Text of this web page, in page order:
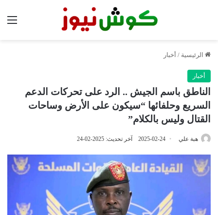
الرئيسية / أخبار
أخبار
الناطق باسم الجيش .. الرد على تحركات الدعم
السريع وحلفائها “سيكون على الأرض وساحات
القتال وليس بالكلام”
هبة علي 2025-02-24 آخر تحديث: 2025-02-24